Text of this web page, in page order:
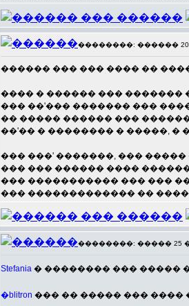
��������: ������ 20
������ ��� ��� ���� ��
���� � ������ ��� �������
��� ��'��� ������� ���
�� ����� ������ ���
��'�� � �������� � �����, �
��� ���' �������, ���
��� ��� ������ ����
��� ����������� ��� ���
��� ������������� ��
��������: ����� 25 ���
Stefania � �������� ��� �����
�blitron ��� �� ����� ��� ����